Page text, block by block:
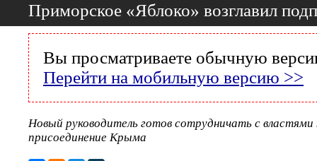
Приморское «Яблоко» возглавил
Вы просматриваете обычную
Перейти на мобильную версию >>
Новый руководитель готов сотрудничать с властями
присоединение Крыма